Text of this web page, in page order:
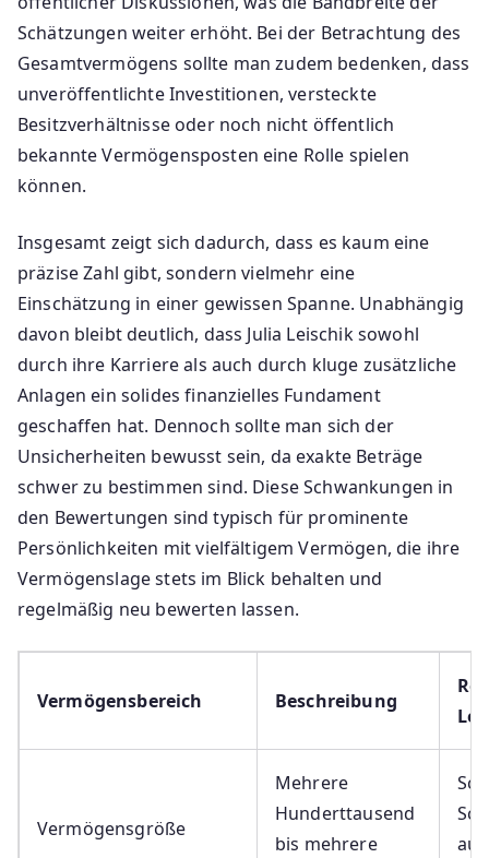
Schätzungen weiter erhöht. Bei der Betrachtung des
Gesamtvermögens sollte man zudem bedenken, dass
unveröffentlichte Investitionen, versteckte
Besitzverhältnisse oder noch nicht öffentlich
bekannte Vermögensposten eine Rolle spielen
können.
Insgesamt zeigt sich dadurch, dass es kaum eine
präzise Zahl gibt, sondern vielmehr eine
Einschätzung in einer gewissen Spanne. Unabhängig
davon bleibt deutlich, dass Julia Leischik sowohl
durch ihre Karriere als auch durch kluge zusätzliche
Anlagen ein solides finanzielles Fundament
geschaffen hat. Dennoch sollte man sich der
Unsicherheiten bewusst sein, da exakte Beträge
schwer zu bestimmen sind. Diese Schwankungen in
den Bewertungen sind typisch für prominente
Persönlichkeiten mit vielfältigem Vermögen, die ihre
Vermögenslage stets im Blick behalten und
regelmäßig neu bewerten lassen.
Vermögensbereich Beschreibung
Vermögensgröße
Mehrere
Hunderttausend
bis mehrere
auf